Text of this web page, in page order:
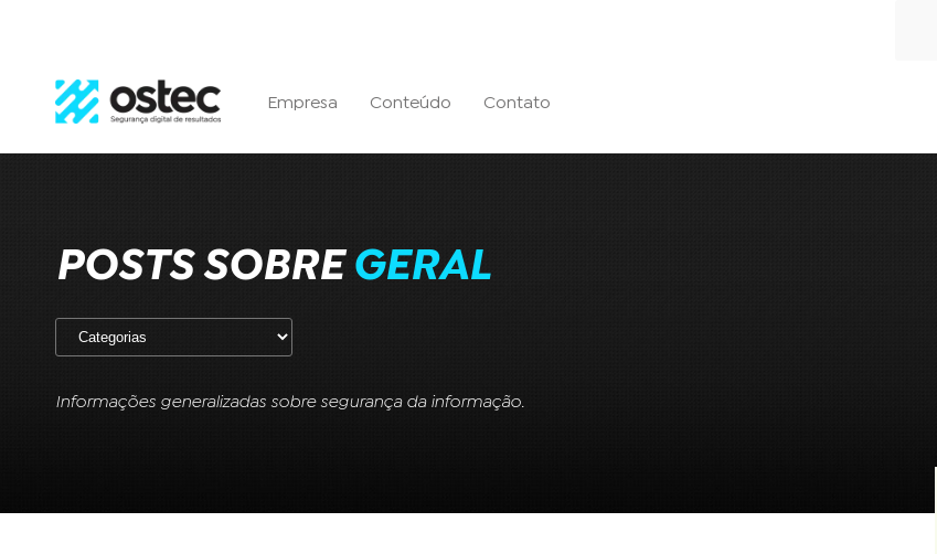
Empresa Conteúdo Contato
POSTS SOBRE GERAL
Informações generalizadas sobre segurança da informação.